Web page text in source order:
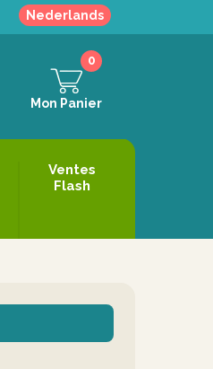
Nederlands
Mon Panier
0
Ventes
Flash